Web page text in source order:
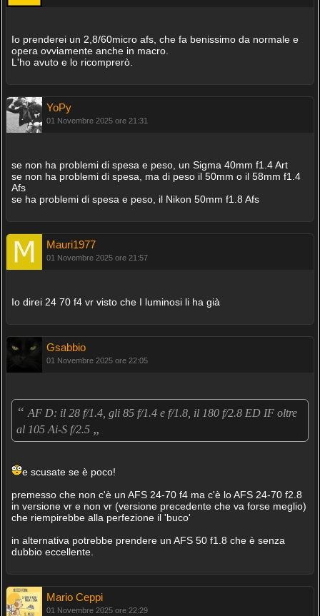
Io prenderei un 2,8/60micro afs, che fa benissimo da normale e
opera ovviamente anche in macro.
L'ho avuto e lo ricomprerò.
YoPy
01 Novembre 2025 ore 21:31
se non ha problemi di spesa e peso, un Sigma 40mm f1.4 Art
se non ha problemi di spesa, ma di peso il 50mm o il 58mm f1.4
Afs
se ha problemi di spesa e peso, il Nikon 50mm f1.8 Afs
Mauri1977
01 Novembre 2025 ore 21:57
Io direi 24 70 f4 vr visto che I luminosi li ha già
Gsabbio
01 Novembre 2025 ore 22:05
“ AF D: il 28 f/1.4, gli 85 f/1.4 e f/1.8, il 180 f/2.8 ED IF oltre
al 105 Ai-S f/2.5 „
e scusate se è poco!
premesso che non c'è un AFS 24-70 f4 ma c'è lo AFS 24-70 f2.8
in versione vr e non vr (versione precedente che va forse meglio)
che riempirebbe alla perfezione il 'buco'
in alternativa potrebbe prendere un AFS 50 f1.8 che è senza
dubbio eccellente.
Mario Ceppi
01 Novembre 2025 ore 22:29